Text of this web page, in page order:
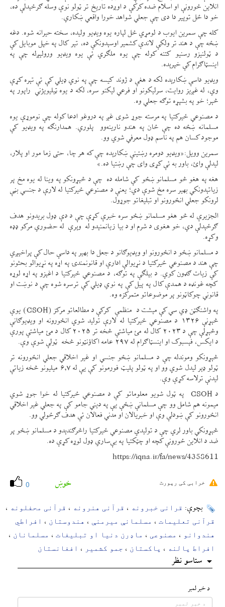
انلاین ځورونې او اسلام ضده کرکې د اوږده تاریخ تر ټولو نوې وسله ګرځېدلې ده،
خو دا ځل توپیر دا دی چې جعلي شواهد خورا واقعي ښکاري.
کله چې سمرین ایوب د لومړي ځل لپاره یوه ویډیو ولیده، سخته حیرانه شوه. دغه
ښځه چې د هند تر ولکې لاندې کشمیر اوسېدونکې ده، تېر کال په خپل موبایل کې
د ټولنیزو رسنیو کتنه کوله چې یوه ملګري ئې یوه ویډیو ورولېږله چې په
اینسټاګرام کې خپرېده.
ویډیو داسې ښکارېده لکه د هغې د ژوند کیسه چې په نوي ډیلي کې ئې تېره کړې
وي، له غږیز روایت، سرلیکونو او فرعي لیکنو سره، لکه د یوه ټيلیویژني راپور په
څېر؛ خو په بشپړه توګه جعلي وه.
د مصنوعي ځیرکتیا په مرسته جوړ شوی غږ په دروغو ادعا کوله چې نوموړې یوه
مسلمانه ښځه ده چې ځان په هندو نارینه‌وو پلوري. همدارنګه په ویډیو کې
موجود کسان هم په ناسم ډول معرفي شوي وو.
سمرین وویل:«ویډیو دومره رښتینې ښکارېده چې که هر چا، حتی زما مور او پلار،
لیدلې وائ، باور به ئې کړی وای چې رښتیا ده.»
هغه په هغو څو مسلمانو ښځو کې شامله ده چې د څېړونکو په وینا له یوه مخ پر
زیاتېدونکي بهیر سره مخ شوې دي؛ یعنې د مصنوعي ځیرکتیا له لارې د جنسي بڼې
لرونکو جعلي انځورونو او تبلیغاتو جوړول.
الجزیرې له څو هغو مسلمانو ښځو سره خبرې کړې چې د دې ډول بریدونو هدف
ګرځېدلې دي، خو هغوی د شرم او د بیا زیانمنېدو له وېرې له حضوري مرکو ډډه
وکړه.
د مسلمانو ښځو د انځورونو او ویډیوګانو د جعل دا بهیر په داسې حال کې پراخېږي
چې هند د مصنوعي ځیرکتیا د نړیوالې ادارې او قانونمندۍ په اړه په نړیوالو بحثونو
کې زیات ګډون کوي. د بېلګې په توګه، د مصنوعي ځیرکتیا د اغېزو په اړه لوړه
کچه غونډه د همدې کال په پیل کې په نوي ډیلي کې ترسره شوه چې د نوښت او
قانوني چوکاټونو پر موضوعاتو متمرکزه وه.
په واشنګټن ډي سي کې مېشت د منظمې کرکې د مطالعاتو مرکز (CSOH) یوې
څېړنې ۱۳۲۶ د مصنوعي ځیرکتیا له لارې تولید شوي انځورونه او ویډیوګانې
وڅېړلې چې د ۲۰۲۳ کال له مئ میاشتې څخه تر ۲۰۲۵ کال د مئ میاشتې پورې
د ایکس، فېسبوک او اینسټاګرام له ۲۹۷ عامه اکاؤنټونو څخه ټولې شوې وې.
څېړونکو وموندله چې د مسلمانو ښځو جنسي او غیر اخلاقي جعلي انځورونه تر
ټولو ډېر لیدل شوي وو او په ټولو پلیټ فورمونو کې یې له ۶.۷ میلیونو څخه زیاتې
لیدنې ترلاسه کړې وې.
د CSOH په ټول شویو معلوماتو کې د مصنوعي ځیرکتیا له خوا جوړ شوي
میمونه هم شامل وو چې مسلمانې ښځې یې په دیني جامو کې په جعلي غیر اخلاقي
انځورونو کې ښودلې وې او خبریالان او مدني فعالان ئې هدف ګرځولي وو.
څېړونکي باور لري چې د تولیدي مصنوعي ځیرکتیا راڅرګندېدو د مسلمانو ښځو پر
ضد د انلاین ځورونې کچه او چټکتیا په بې‌ساري ډول لوړه کړې ده.
https://iqna.ir/fa/news/4358611
0 خوښ خرابی کی رپورٹ
بچوې: قرانی خبرونه ، قرآنی هنرونه ، قرآنی محفلونه ،
قرآنی تعلیمات ، مسلمانې میرمنې ، هندوستان ، افراطي
هندوانو ، مصنوعی ، ماډرن دنیا او تبلیغات ، مسلمانان ،
افراط پالنه ، پاکستان ، جمو کشمیر ، افغانستان
ستاسو نظر
د خبر لمبر